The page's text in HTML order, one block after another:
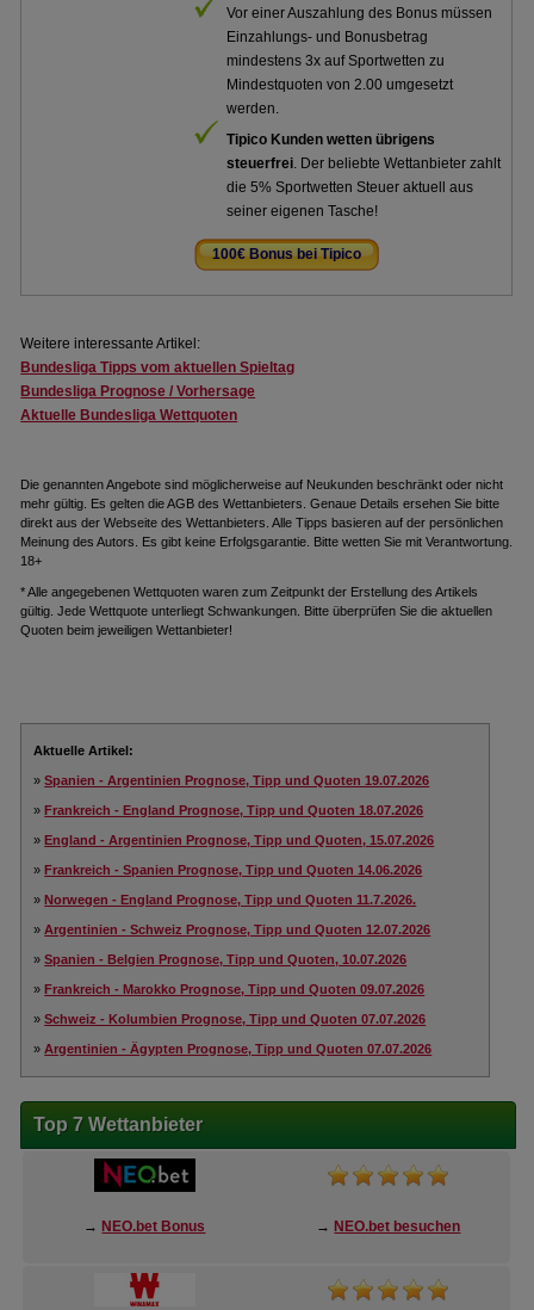
Vor einer Auszahlung des Bonus müssen
Einzahlungs- und Bonusbetrag
mindestens 3x auf Sportwetten zu
Mindestquoten von 2.00 umgesetzt
werden.
Tipico Kunden wetten übrigens
steuerfrei. Der beliebte Wettanbieter zahlt
die 5% Sportwetten Steuer aktuell aus
seiner eigenen Tasche!
100€ Bonus bei Tipico
Weitere interessante Artikel:
Bundesliga Tipps vom aktuellen Spieltag
Bundesliga Prognose / Vorhersage
Aktuelle Bundesliga Wettquoten
Die genannten Angebote sind möglicherweise auf Neukunden beschränkt oder nicht
mehr gültig. Es gelten die AGB des Wettanbieters. Genaue Details ersehen Sie bitte
direkt aus der Webseite des Wettanbieters. Alle Tipps basieren auf der persönlichen
Meinung des Autors. Es gibt keine Erfolgsgarantie. Bitte wetten Sie mit Verantwortung.
18+
* Alle angegebenen Wettquoten waren zum Zeitpunkt der Erstellung des Artikels
gültig. Jede Wettquote unterliegt Schwankungen. Bitte überprüfen Sie die aktuellen
Quoten beim jeweiligen Wettanbieter!
Aktuelle Artikel:
»Spanien - Argentinien Prognose, Tipp und Quoten 19.07.2026
»Frankreich - England Prognose, Tipp und Quoten 18.07.2026
»England - Argentinien Prognose, Tipp und Quoten, 15.07.2026
»Frankreich - Spanien Prognose, Tipp und Quoten 14.06.2026
»Norwegen - England Prognose, Tipp und Quoten 11.7.2026.
»Argentinien - Schweiz Prognose, Tipp und Quoten 12.07.2026
»Spanien - Belgien Prognose, Tipp und Quoten, 10.07.2026
»Frankreich - Marokko Prognose, Tipp und Quoten 09.07.2026
»Schweiz - Kolumbien Prognose, Tipp und Quoten 07.07.2026
»Argentinien - Ägypten Prognose, Tipp und Quoten 07.07.2026
Top 7 Wettanbieter
→ NEO.bet Bonus → NEO.bet besuchen